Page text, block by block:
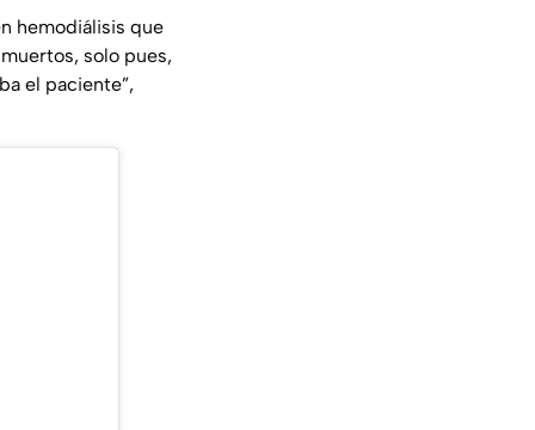
hemodiálisis que
solo pues,
el paciente”,